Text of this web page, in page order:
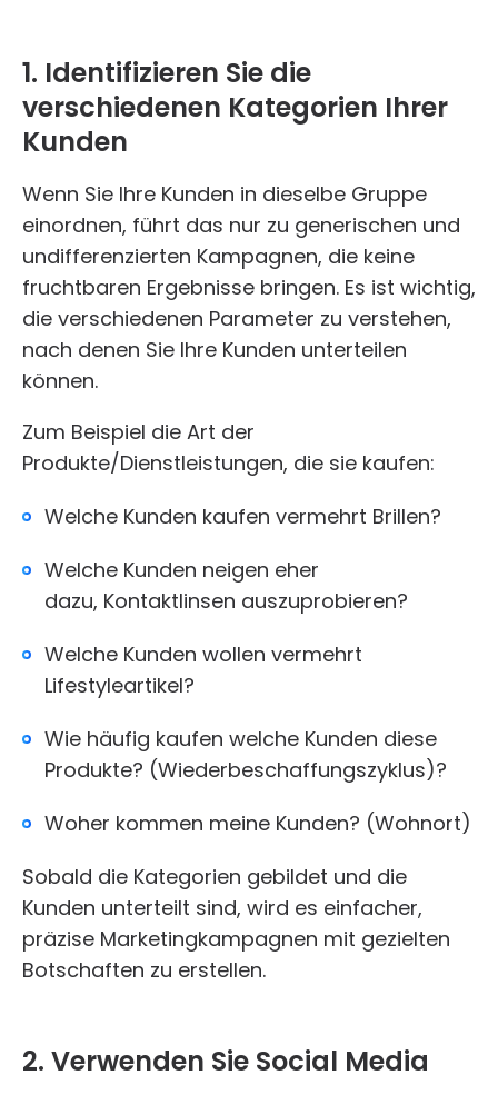
1. Identifizieren Sie die
verschiedenen Kategorien Ihrer
Kunden
Wenn Sie Ihre Kunden in dieselbe Gruppe
einordnen, führt das nur zu generischen und
undifferenzierten Kampagnen, die keine
fruchtbaren Ergebnisse bringen. Es ist wichtig,
die verschiedenen Parameter zu verstehen,
nach denen Sie Ihre Kunden unterteilen
können.
Zum Beispiel die Art der
Produkte/Dienstleistungen, die sie kaufen:
Welche Kunden kaufen vermehrt Brillen?
Welche Kunden neigen eher
dazu, Kontaktlinsen auszuprobieren?
Welche Kunden wollen vermehrt
Lifestyleartikel?
Wie häufig kaufen welche Kunden diese
Produkte? (Wiederbeschaffungszyklus)?
Woher kommen meine Kunden? (Wohnort)
Sobald die Kategorien gebildet und die
Kunden unterteilt sind, wird es einfacher,
präzise Marketingkampagnen mit gezielten
Botschaften zu erstellen.
2. Verwenden Sie Social Media